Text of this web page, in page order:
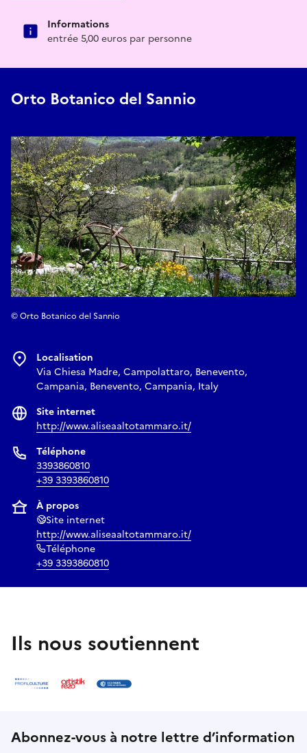
Informations
entrée 5,00 euros par personne
Orto Botanico del Sannio
© Orto Botanico del Sannio
Localisation
Via Chiesa Madre, Campolattaro, Benevento,
Campania, Benevento, Campania, Italy
Site internet
http://www.aliseaaltotammaro.it/
Téléphone
3393860810
+39 3393860810
À propos
Site internet
http://www.aliseaaltotammaro.it/
Téléphone
+39 3393860810
Ils nous soutiennent
Abonnez-vous à notre lettre d’information